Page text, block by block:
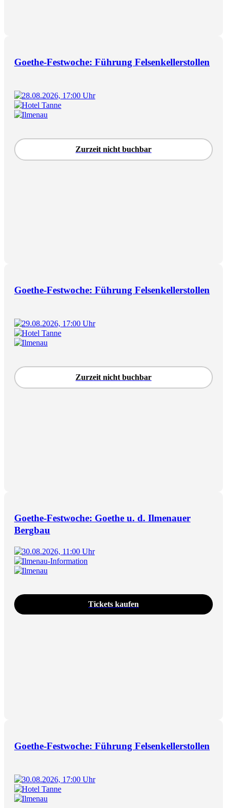
Goethe-Festwoche: Führung Felsenkellerstollen
28.08.2026, 17:00 Uhr
Hotel Tanne
Ilmenau
Zurzeit nicht buchbar
Goethe-Festwoche: Führung Felsenkellerstollen
29.08.2026, 17:00 Uhr
Hotel Tanne
Ilmenau
Zurzeit nicht buchbar
Goethe-Festwoche: Goethe u. d. Ilmenauer
Bergbau
30.08.2026, 11:00 Uhr
Ilmenau-Information
Ilmenau
Tickets kaufen
Goethe-Festwoche: Führung Felsenkellerstollen
30.08.2026, 17:00 Uhr
Hotel Tanne
Ilmenau